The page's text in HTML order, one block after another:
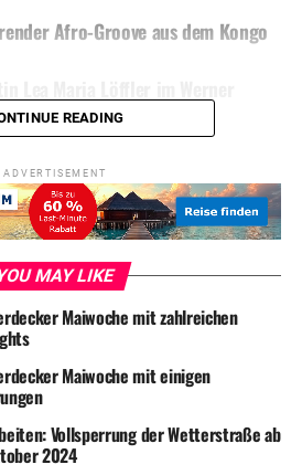
Afro-Groove aus dem Kongo
READING
ADVERTISEMENT
MAY LIKE
Maiwoche mit zahlreichen
Maiwoche mit einigen
Vollsperrung der Wetterstraße ab
2024